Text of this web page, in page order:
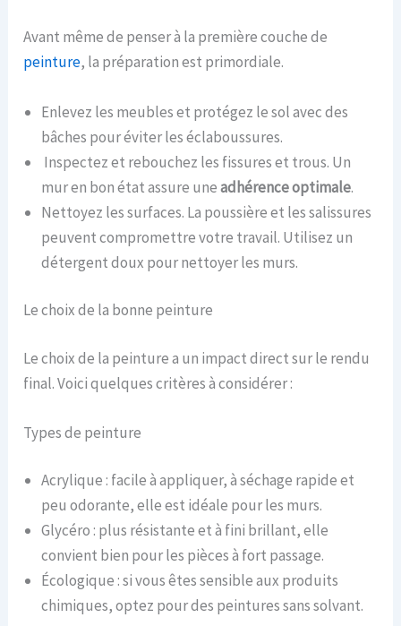
Avant même de penser à la première couche de
peinture, la préparation est primordiale.
Enlevez les meubles et protégez le sol avec des
bâches pour éviter les éclaboussures.
Inspectez et rebouchez les fissures et trous. Un
mur en bon état assure uneadhérence optimale.
Nettoyez les surfaces. La poussière et les salissures
peuvent compromettre votre travail. Utilisez un
détergent doux pour nettoyer les murs.
Le choix de la bonne peinture
Le choix de la peinture a un impact direct sur le rendu
final. Voici quelques critères à considérer :
Types de peinture
Acrylique : facile à appliquer, à séchage rapide et
peu odorante, elle est idéale pour les murs.
Glycéro : plus résistante et à fini brillant, elle
convient bien pour les pièces à fort passage.
Écologique : si vous êtes sensible aux produits
chimiques, optez pour des peintures sans solvant.